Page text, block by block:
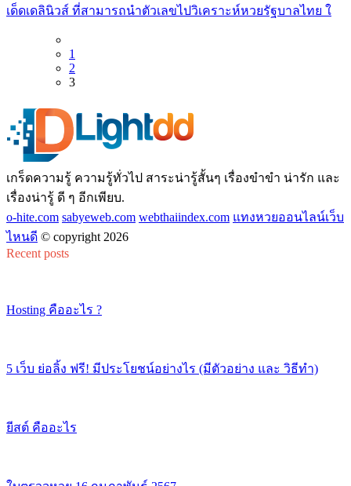
เด็ดเดลินิวส์ ที่สามารถนำตัวเลขไปวิเคราะห์หวยรัฐบาลไทย ใ
1
2
3
เกร็ดความรู้ ความรู้ทั่วไป สาระน่ารู้สั้นๆ เรื่องขำขำ น่ารัก และ
เรื่องน่ารู้ ดี ๆ อีกเพียบ.
o-hite.com sabyeweb.com webthaiindex.com แทงหวยออนไลน์เว็บ
ไหนดี © copyright 2026
Recent posts
Hosting คืออะไร ?
5 เว็บ ย่อลิ้ง ฟรี! มีประโยชน์อย่างไร (มีตัวอย่าง และ วิธีทำ)
ยีสต์ คืออะไร